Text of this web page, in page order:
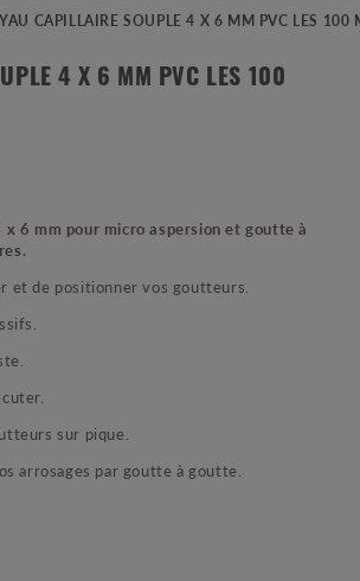
CAPILLAIRE SOUPLE 4 X 6 MM PVC LES 100
4 X 6 MM PVC LES 100
6 mm pour micro aspersion et goutte à
et de positionner vos goutteurs.
sur pique.
arrosages par goutte à goutte.